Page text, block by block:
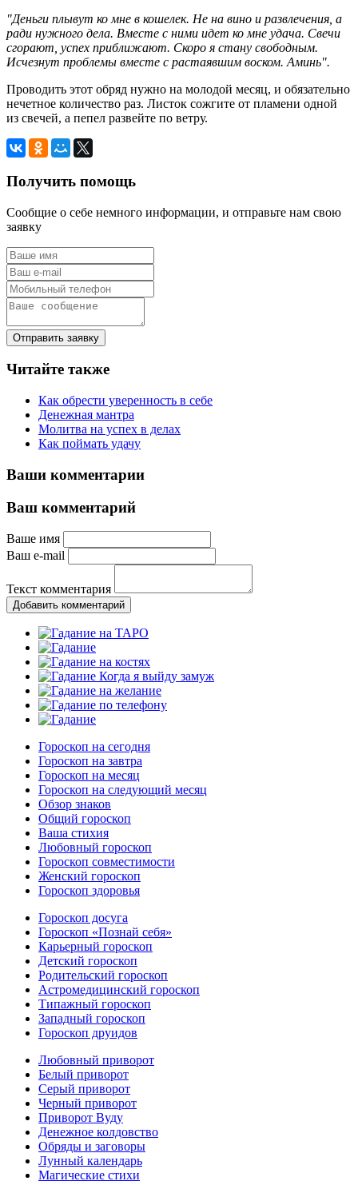
"Деньги плывут ко мне в кошелек. Не на вино и развлечения, а
ради нужного дела. Вместе с ними идет ко мне удача. Свечи
сгорают, успех приближают. Скоро я стану свободным.
Исчезнут проблемы вместе с растаявшим воском. Аминь".
Проводить этот обряд нужно на молодой месяц, и обязательно
нечетное количество раз. Листок сожгите от пламени одной
из свечей, а пепел развейте по ветру.
Получить помощь
Сообщие о себе немного информации, и отправьте нам свою
заявку
Отправить заявку
Читайте также
Как обрести уверенность в себе
Денежная мантра
Молитва на успех в делах
Как поймать удачу
Ваши комментарии
Ваш комментарий
Ваше имя
Ваш e-mail
Текст комментария
Добавить комментарий
Гороскоп на сегодня
Гороскоп на завтра
Гороскоп на месяц
Гороскоп на следующий месяц
Обзор знаков
Общий гороскоп
Ваша стихия
Любовный гороскоп
Гороскоп совместимости
Женский гороскоп
Гороскоп здоровья
Гороскоп досуга
Гороскоп «Познай себя»
Карьерный гороскоп
Детский гороскоп
Родительский гороскоп
Астромедицинский гороскоп
Типажный гороскоп
Западный гороскоп
Гороскоп друидов
Любовный приворот
Белый приворот
Серый приворот
Черный приворот
Приворот Вуду
Денежное колдовство
Обряды и заговоры
Лунный календарь
Магические стихи